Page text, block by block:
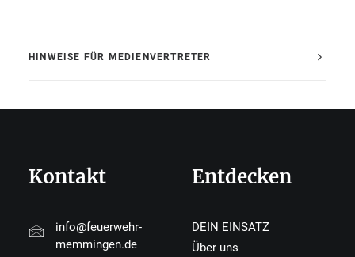
HINWEISE FÜR MEDIENVERTRETER
Kontakt
info@feuerwehr-
memmingen.de
Entdecken
DEIN EINSATZ
Über uns